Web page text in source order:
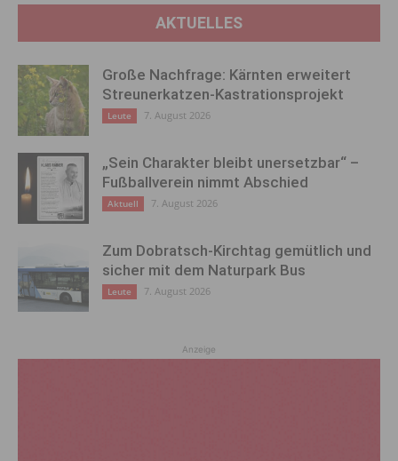
AKTUELLES
Große Nachfrage: Kärnten erweitert
Streunerkatzen-Kastrationsprojekt
Leute 7. August 2026
„Sein Charakter bleibt unersetzbar“ –
Fußballverein nimmt Abschied
Aktuell 7. August 2026
Zum Dobratsch-Kirchtag gemütlich und
sicher mit dem Naturpark Bus
Leute 7. August 2026
Anzeige